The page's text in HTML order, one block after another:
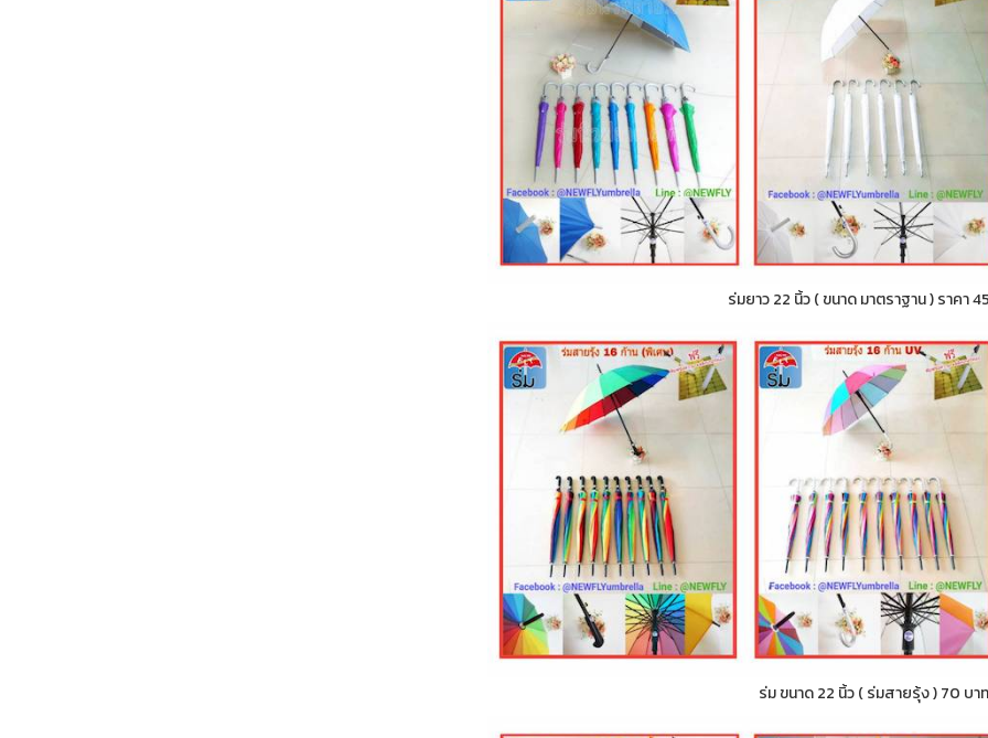
ร่มยาว 22 นิ้ว ( ขนาด มาตราฐาน ) ราคา
ร่ม ขนาด 22 นิ้ว ( ร่มสายรุ้ง ) 70 บาท